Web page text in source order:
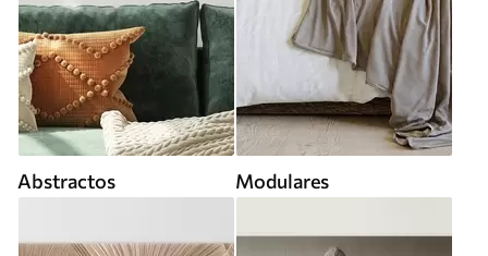
Abstractos Modulares